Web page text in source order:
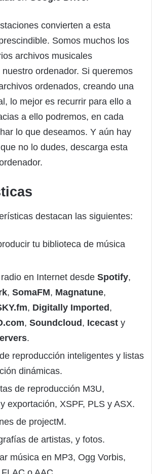
convierten a esta
Somos muchos los
archivos musicales
ordenador. Si queremos
ordenados, creando una
lo mejor es recurrir para ello a
a ello podremos, en cada
lo que deseamos. Y aún hay
no lo dudes, descarga esta
destacan las siguientes:
tu biblioteca de música
en Internet desde Spotify,
, SomaFM, Magnatune,
, Digitally Imported,
, Soundcloud, Icecast y
.
reproducción inteligentes y listas
dinámicas.
de reproducción M3U,
exportación, XSPF, PLS y ASX.
de projectM.
de artistas, y fotos.
música en MP3, Ogg Vorbis,